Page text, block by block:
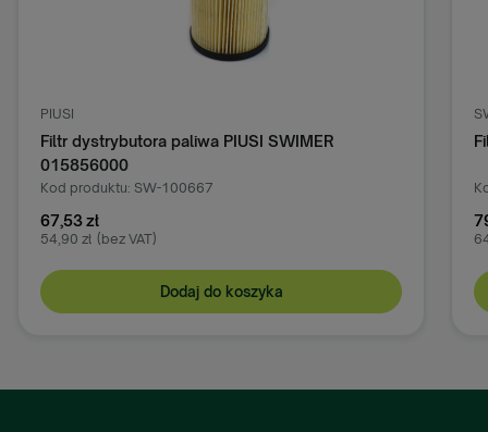
Filtr paliwa SWIMER SW-101467
Kod produktu: SW-101467
64,23 zł
Dodaj do koszyka